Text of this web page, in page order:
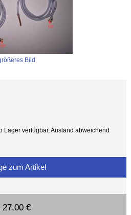
Bild
Lager verfügbar, Ausland abweichend
zum Artikel
27,00 €